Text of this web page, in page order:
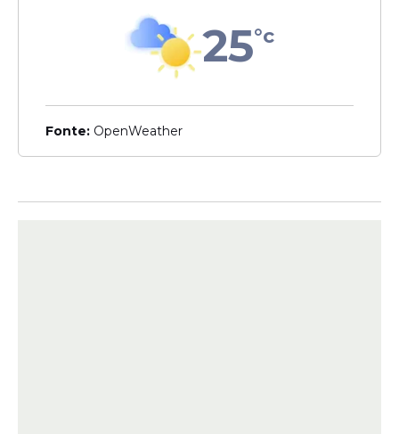
Na semana passada, o empresário norte-
Elon Muskfoi incluído pelo
ministro Alexandre de Moraes no inquérito
que investiga a atuação de milícias digitais
para disseminação de notícias falsas no
país.
25°c
Fonte: OpenWeather